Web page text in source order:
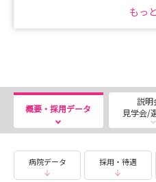
＼ 先輩から色々なお話を
チタイム！／
＼ 看護師・助産師・各種認
待ちしています！／
☆ タイムスケジュール ☆
9：15 集合・受付
もっ
概要・採用データ
説明
見学会/
病院データ 採用・待遇